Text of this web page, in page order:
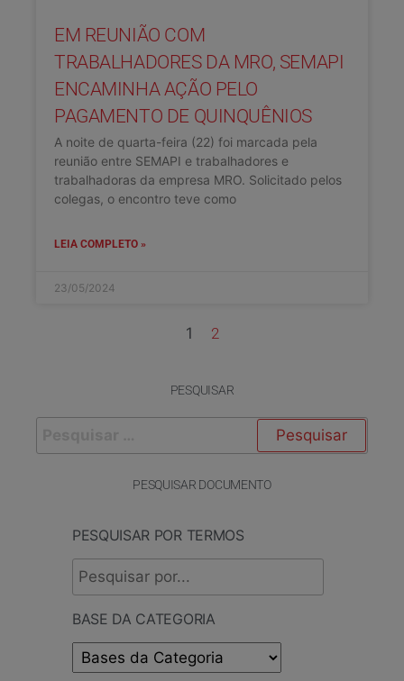
EM REUNIÃO COM
TRABALHADORES DA MRO, SEMAPI
ENCAMINHA AÇÃO PELO
PAGAMENTO DE QUINQUÊNIOS
A noite de quarta-feira (22) foi marcada pela
reunião entre SEMAPI e trabalhadores e
trabalhadoras da empresa MRO. Solicitado pelos
colegas, o encontro teve como
LEIA COMPLETO »
23/05/2024
1 2
PESQUISAR
PESQUISAR DOCUMENTO
PESQUISAR POR TERMOS
BASE DA CATEGORIA